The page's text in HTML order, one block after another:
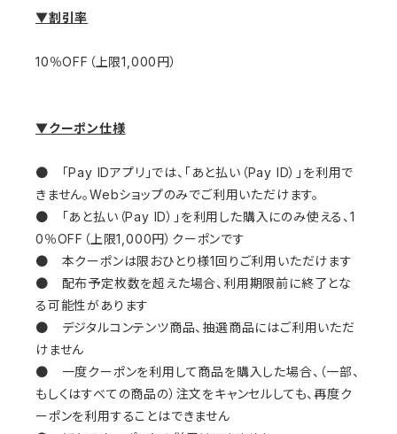
▼割引率
10％OFF（上限1,000円）
▼クーポン仕様
● 「Pay IDアプリ」では、「あと払い（Pay ID）」を利用で
きません。Webショップのみでご利用いただけます。
● 「あと払い（Pay ID）」を利用した購入にのみ使える、1
0％OFF（上限1,000円）クーポンです
● 本クーポンは限おひとり様1回りご利用いただけます
● 配布予定枚数を超えた場合、利用期限前に終了とな
る可能性があります
● デジタルコンテンツ商品、抽選商品にはご利用いただ
けません
● 一度クーポンを利用して商品を購入した場合、（一部、
もしくはすべての商品の）注文をキャンセルしても、再度ク
ーポンを利用することはできません